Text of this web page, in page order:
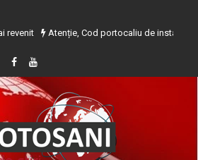
Atenție, Cod portocaliu de instabilitate